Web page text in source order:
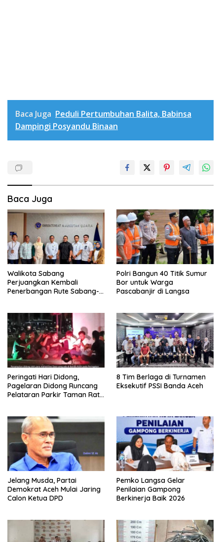
Baca Juga Peduli Pertumbuhan Balita, Babinsa
Dampingi Posyandu Binaan
Baca Juga
Walikota Sabang
Perjuangkan Kembali
Penerbangan Rute Sabang-
Polri Bangun 40 Titik Sumur
Bor untuk Warga
Pascabanjir di Langsa
Peringati Hari Didong,
Pagelaran Didong Runcang
Pelataran Parkir Taman Ratu
8 Tim Berlaga di Turnamen
Eksekutif PSSI Banda Aceh
Jelang Musda, Partai
Demokrat Aceh Mulai Jaring
Calon Ketua DPD
Pemko Langsa Gelar
Penilaian Gampong
Berkinerja Baik 2026